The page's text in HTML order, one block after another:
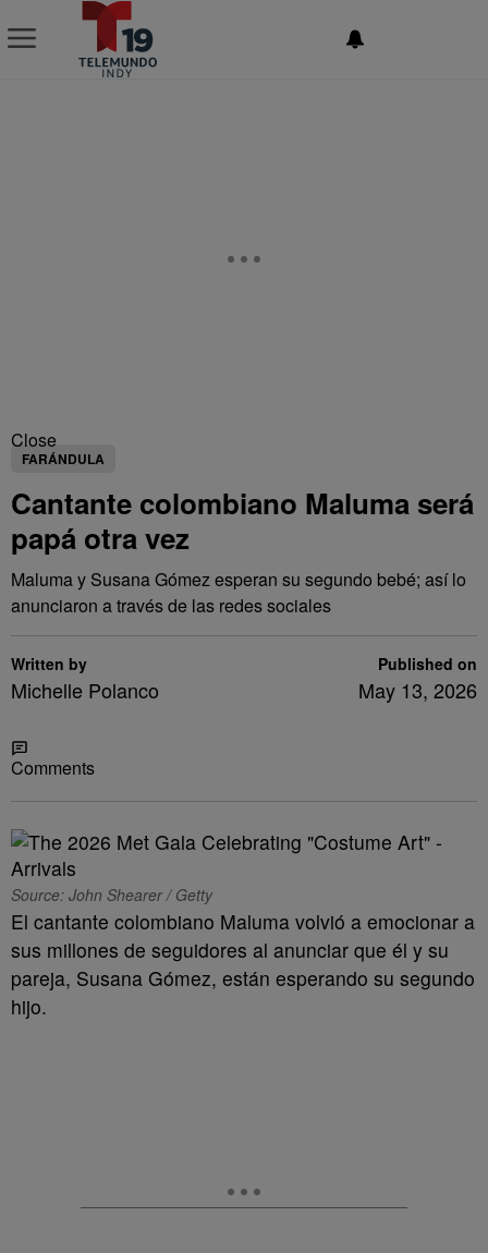
Close
FARÁNDULA
Cantante colombiano Maluma será
papá otra vez
Maluma y Susana Gómez esperan su segundo bebé; así lo
anunciaron a través de las redes sociales
Written by
Michelle Polanco
Published on
May 13, 2026
Comments
Source: John Shearer / Getty
El cantante colombiano Maluma volvió a emocionar a
sus millones de seguidores al anunciar que él y su
pareja, Susana Gómez, están esperando su segundo
hijo.